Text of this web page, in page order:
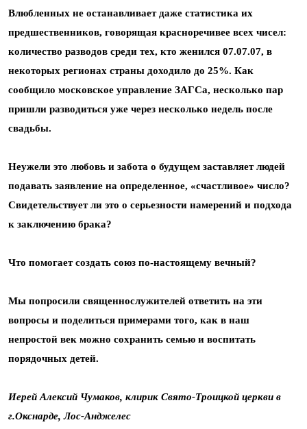
Влюбленных не останавливает даже статистика их
предшественников, говорящая красноречивее всех чисел:
количество разводов среди тех, кто женился 07.07.07, в
некоторых регионах страны доходило до 25%. Как
сообщило московское управление ЗАГСа, несколько пар
пришли разводиться уже через несколько недель после
свадьбы.
Неужели это любовь и забота о будущем заставляет людей
подавать заявление на определенное, «счастливое» число?
Свидетельствует ли это о серьезности намерений и подхода
к заключению брака?
Что помогает создать союз по-настоящему вечный?
Мы попросили священнослужителей ответить на эти
вопросы и поделиться примерами того, как в наш
непростой век можно сохранить семью и воспитать
порядочных детей.
Иерей Алексий Чумаков, клирик Свято-Троицкой церкви в
г.Окснарде, Лос-Анджелес